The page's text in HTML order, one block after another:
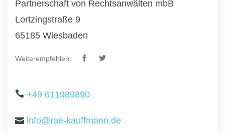
Partnerschaft von Rechtsanwälten mbB
Lortzingstraße 9
65185 Wiesbaden
Weiterempfehlen:
+49 611989890
info@rae-kauffmann.de